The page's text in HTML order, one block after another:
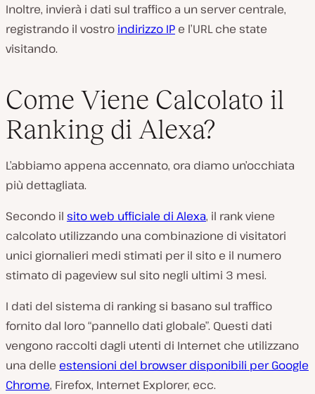
Inoltre, invierà i dati sul traffico a un server centrale,
registrando il vostro indirizzo IP e l’URL che state
visitando.
Come Viene Calcolato il
Ranking di Alexa?
L’abbiamo appena accennato, ora diamo un’occhiata
più dettagliata.
Secondo il sito web ufficiale di Alexa, il rank viene
calcolato utilizzando una combinazione di visitatori
unici giornalieri medi stimati per il sito e il numero
stimato di pageview sul sito negli ultimi 3 mesi.
I dati del sistema di ranking si basano sul traffico
fornito dal loro “pannello dati globale”. Questi dati
vengono raccolti dagli utenti di Internet che utilizzano
una delle estensioni del browser disponibili per Google
Chrome, Firefox, Internet Explorer, ecc.